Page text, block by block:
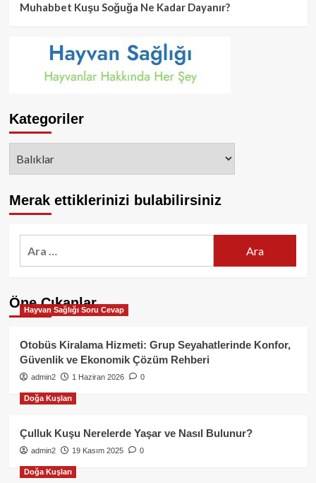
Muhabbet Kuşu Soğuğa Ne Kadar Dayanır?
Kategoriler
Merak ettiklerinizi bulabilirsiniz
Öne Çıkanlar
Hayvan Sağlığı Soru Cevap
Otobüs Kiralama Hizmeti: Grup Seyahatlerinde Konfor,
Güvenlik ve Ekonomik Çözüm Rehberi
admin2 1 Haziran 2026 0
Doğa Kuşları
Çulluk Kuşu Nerelerde Yaşar ve Nasıl Bulunur?
admin2 19 Kasım 2025 0
Doğa Kuşları